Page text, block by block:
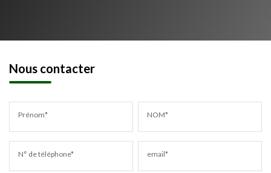
Nous contacter
Prénom* NOM*
N° de téléphone* email*